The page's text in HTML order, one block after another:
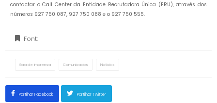
contactar o Call Center da Entidade Recrutadora Única (ERU), através dos
números 927 750 087, 927 750 088 e o 927 750 555.
Font:
Sala de Imprensa Comunicados Notícias
Partilhar Facebook Partilhar Twitter